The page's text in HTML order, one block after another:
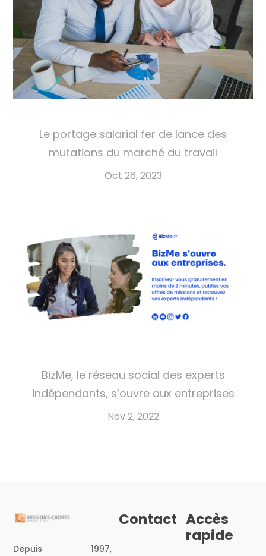
Le portage salarial fer de lance des
mutations du marché du travail
Oct 26, 2023
BizMe, le réseau social des experts
indépendants, s’ouvre aux entreprises
Nov 2, 2022
Depuis 1997,
Contact Accès
rapide